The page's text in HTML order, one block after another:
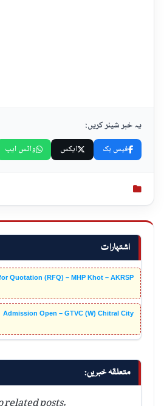
اشتہارات
Quotation (RFQ) – MHP Khot – AKRSP
Admission Open – GTVC (W) Chitral City
متعلقہ خبریں:
related posts.
یہ خبر شیئر کریں:
فیس بک ایکس واٹس ایپ